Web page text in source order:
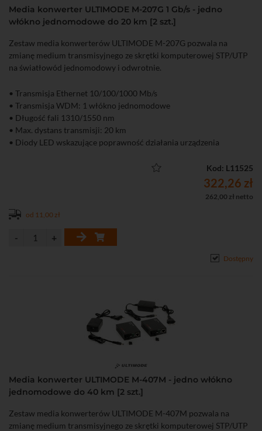
Media konwerter ULTIMODE M-207G 1 Gb/s - jedno
włókno jednomodowe do 20 km [2 szt.]
Zestaw media konwerterów ULTIMODE M-207G pozwala na
zmianę medium transmisyjnego ze skrętki komputerowej STP/UTP
na światłowód jednomodowy i odwrotnie.
• Transmisja Ethernet 10/100/1000 Mb/s
• Transmisja WDM: 1 włókno jednomodowe
• Długość fali 1310/1550 nm
• Max. dystans transmisji: 20 km
• Diody LED wskazujące poprawność działania urządzenia
Kod: L11525
322,26 zł
262,00 zł netto
od 11,00 zł
Dostępny
Media konwerter ULTIMODE M-407M - jedno włókno
jednomodowe do 40 km [2 szt.]
Zestaw media konwerterów ULTIMODE M-407M pozwala na
zmianę medium transmisyjnego ze skrętki komputerowej STP/UTP